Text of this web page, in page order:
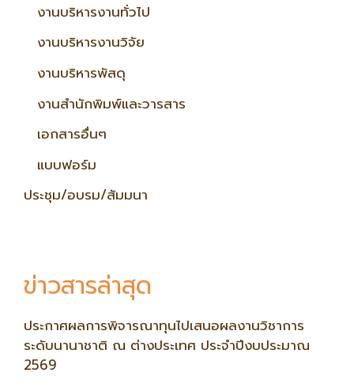
งานบริหารงานทั่วไป
งานบริหารงานวิจัย
งานบริหารพัสดุ
งานสำนักพิมพ์และวารสาร
เอกสารอื่นๆ
แบบฟอร์ม
ประชุม/อบรม/สัมมนา
ข่าวสารล่าสุด
ประกาศผลการพิจารณาทุนไปเสนอผลงานวิชาการ
ระดับนานาชาติ ณ ต่างประเทศ ประจำปีงบประมาณ
2569